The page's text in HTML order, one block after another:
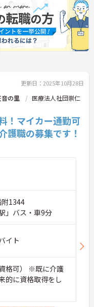
更新日：2025年10月28日
の里
医療法人社団崇仁
！マイカー通勤可
職の募集です！
附1344
」バス・車9分
イト
格可） ※既に介護
的に資格取得をし